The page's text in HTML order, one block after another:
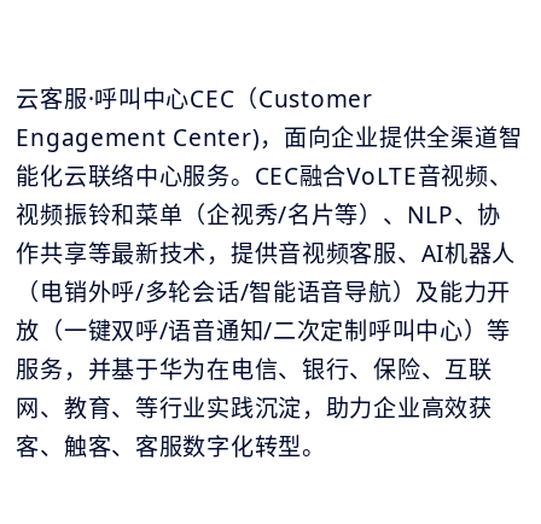
云客服·呼叫中心CEC（Customer
Engagement Center)，面向企业提供全渠道智
能化云联络中心服务。CEC融合VoLTE音视频、
视频振铃和菜单（企视秀/名片等）、NLP、协
作共享等最新技术，提供音视频客服、AI机器人
（电销外呼/多轮会话/智能语音导航）及能力开
放（一键双呼/语音通知/二次定制呼叫中心）等
服务，并基于华为在电信、银行、保险、互联
网、教育、等行业实践沉淀，助力企业高效获
客、触客、客服数字化转型。